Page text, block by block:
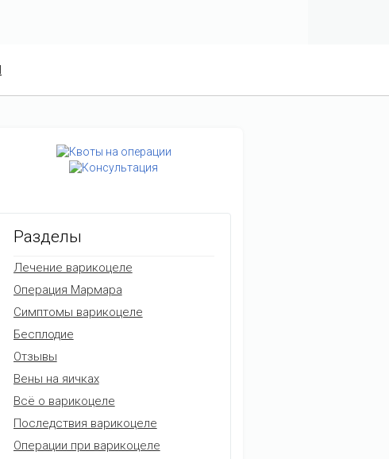
Разделы
Лечение варикоцеле
Операция Мармара
Симптомы варикоцеле
Бесплодие
Отзывы
Вены на яичках
Всё о варикоцеле
Последствия варикоцеле
Операции при варикоцеле